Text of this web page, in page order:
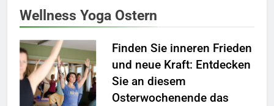
Wellness Yoga Ostern
Finden Sie inneren Frieden
und neue Kraft: Entdecken
Sie an diesem
Osterwochenende das